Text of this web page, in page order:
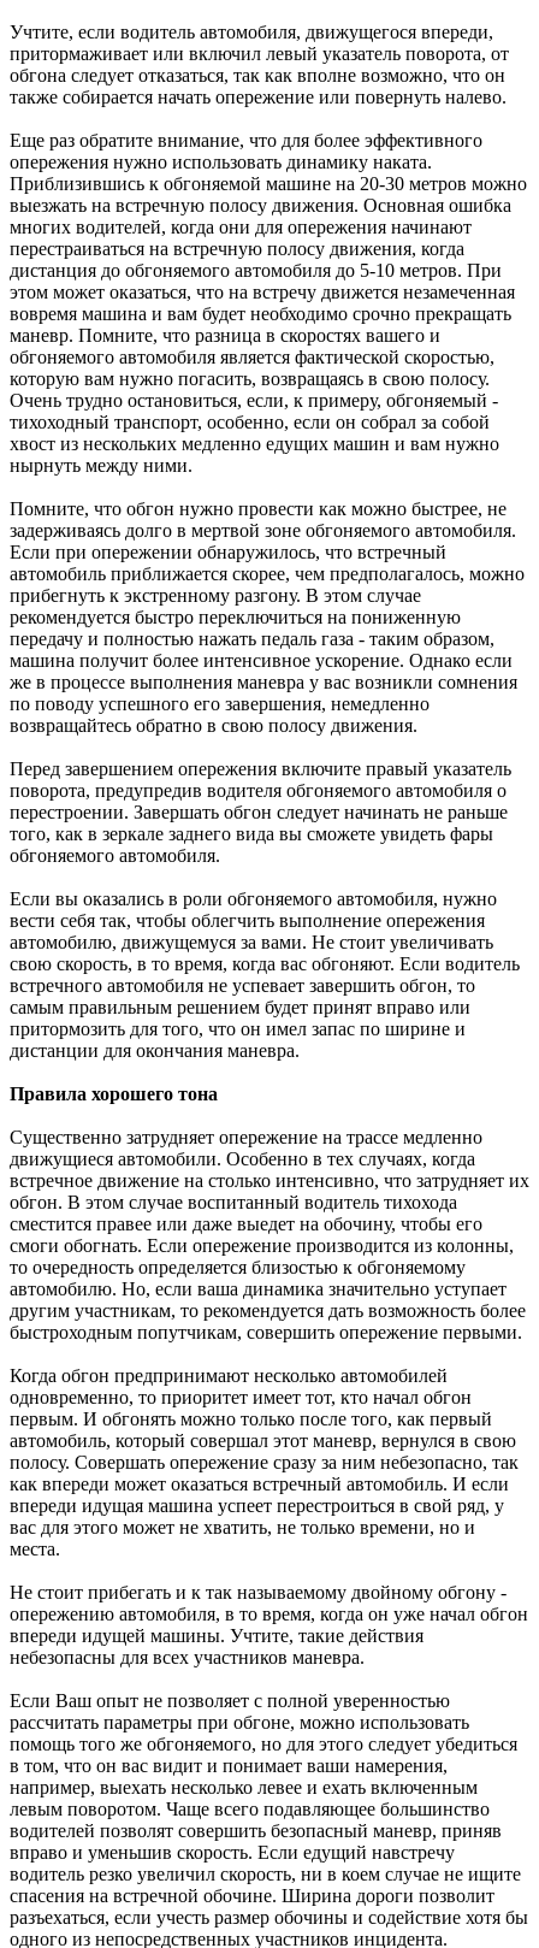
Учтите, если водитель автомобиля, движущегося впереди,
притормаживает или включил левый указатель поворота, от
обгона следует отказаться, так как вполне возможно, что он
также собирается начать опережение или повернуть налево.
Еще раз обратите внимание, что для более эффективного
опережения нужно использовать динамику наката.
Приблизившись к обгоняемой машине на 20-30 метров можно
выезжать на встречную полосу движения. Основная ошибка
многих водителей, когда они для опережения начинают
перестраиваться на встречную полосу движения, когда
дистанция до обгоняемого автомобиля до 5-10 метров. При
этом может оказаться, что на встречу движется незамеченная
вовремя машина и вам будет необходимо срочно прекращать
маневр. Помните, что разница в скоростях вашего и
обгоняемого автомобиля является фактической скоростью,
которую вам нужно погасить, возвращаясь в свою полосу.
Очень трудно остановиться, если, к примеру, обгоняемый -
тихоходный транспорт, особенно, если он собрал за собой
хвост из нескольких медленно едущих машин и вам нужно
нырнуть между ними.
Помните, что обгон нужно провести как можно быстрее, не
задерживаясь долго в мертвой зоне обгоняемого автомобиля.
Если при опережении обнаружилось, что встречный
автомобиль приближается скорее, чем предполагалось, можно
прибегнуть к экстренному разгону. В этом случае
рекомендуется быстро переключиться на пониженную
передачу и полностью нажать педаль газа - таким образом,
машина получит более интенсивное ускорение. Однако если
же в процессе выполнения маневра у вас возникли сомнения
по поводу успешного его завершения, немедленно
возвращайтесь обратно в свою полосу движения.
Перед завершением опережения включите правый указатель
поворота, предупредив водителя обгоняемого автомобиля о
перестроении. Завершать обгон следует начинать не раньше
того, как в зеркале заднего вида вы сможете увидеть фары
обгоняемого автомобиля.
Если вы оказались в роли обгоняемого автомобиля, нужно
вести себя так, чтобы облегчить выполнение опережения
автомобилю, движущемуся за вами. Не стоит увеличивать
свою скорость, в то время, когда вас обгоняют. Если водитель
встречного автомобиля не успевает завершить обгон, то
самым правильным решением будет принят вправо или
притормозить для того, что он имел запас по ширине и
дистанции для окончания маневра.
Правила хорошего тона
Существенно затрудняет опережение на трассе медленно
движущиеся автомобили. Особенно в тех случаях, когда
встречное движение на столько интенсивно, что затрудняет их
обгон. В этом случае воспитанный водитель тихохода
сместится правее или даже выедет на обочину, чтобы его
смоги обогнать. Если опережение производится из колонны,
то очередность определяется близостью к обгоняемому
автомобилю. Но, если ваша динамика значительно уступает
другим участникам, то рекомендуется дать возможность более
быстроходным попутчикам, совершить опережение первыми.
Когда обгон предпринимают несколько автомобилей
одновременно, то приоритет имеет тот, кто начал обгон
первым. И обгонять можно только после того, как первый
автомобиль, который совершал этот маневр, вернулся в свою
полосу. Совершать опережение сразу за ним небезопасно, так
как впереди может оказаться встречный автомобиль. И если
впереди идущая машина успеет перестроиться в свой ряд, у
вас для этого может не хватить, не только времени, но и
места.
Не стоит прибегать и к так называемому двойному обгону -
опережению автомобиля, в то время, когда он уже начал обгон
впереди идущей машины. Учтите, такие действия
небезопасны для всех участников маневра.
Если Ваш опыт не позволяет с полной уверенностью
рассчитать параметры при обгоне, можно использовать
помощь того же обгоняемого, но для этого следует убедиться
в том, что он вас видит и понимает ваши намерения,
например, выехать несколько левее и ехать включенным
левым поворотом. Чаще всего подавляющее большинство
водителей позволят совершить безопасный маневр, приняв
вправо и уменьшив скорость. Если едущий навстречу
водитель резко увеличил скорость, ни в коем случае не ищите
спасения на встречной обочине. Ширина дороги позволит
разъехаться, если учесть размер обочины и содействие хотя бы
одного из непосредственных участников инцидента.